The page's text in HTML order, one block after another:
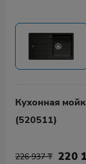
Кухонная
(520511)
226 937 ₸ 220